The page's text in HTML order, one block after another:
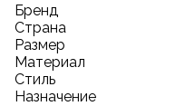
Бренд
Страна
Размер
Материал
Стиль
Назначение